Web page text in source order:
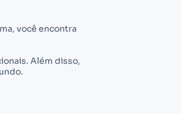
você encontra
Além disso,